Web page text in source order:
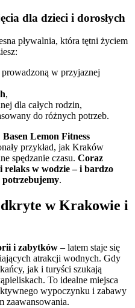
dla dzieci i dorosłych
pływalnia, która tętni życiem
prowadzoną w przyjaznej
,
dla całych rodzin,
do różnych potrzeb.
Basen Lemon Fitness
przykład, jak Kraków
spędzanie czasu. Coraz
relaks w wodzie – i bardzo
potrzebujemy.
w Krakowie i
i zabytków – latem staje się
atrakcji wodnych. Gdy
jak i turyści szukają
To idealne miejsca
wypoczynku i zabawy
zaawansowania.